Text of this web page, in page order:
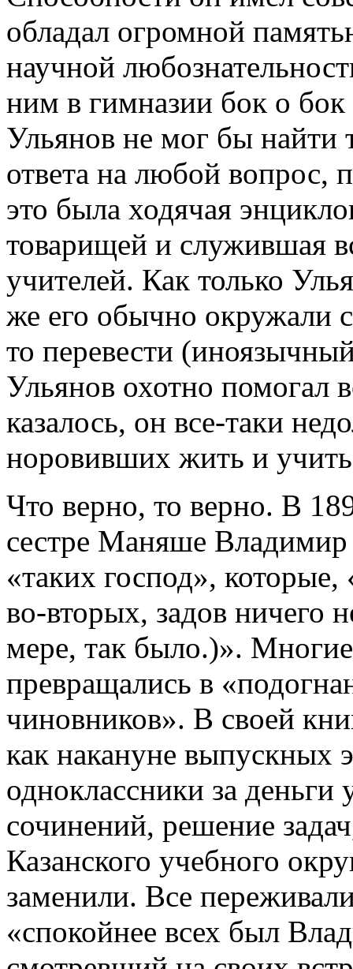
обладал огромной
научной
ним в гимназии бок о бок
Ульянов не мог бы найти
ответа на любой вопрос,
это была ходячая
товарищей и служившая
учителей. Как только
же его обычно окружали
то перевести
Ульянов охотно помогал
казалось, он все-таки
норовивших жить и
Что верно, то верно. В
сестре Маняше
«таких господ», которые,
во-вторых, задов ничего
мере, так было.)».
превращались в
чиновников». В своей
как накануне выпускных
одноклассники за
сочинений, решение
Казанского учебного
заменили. Все
«спокойнее всех был